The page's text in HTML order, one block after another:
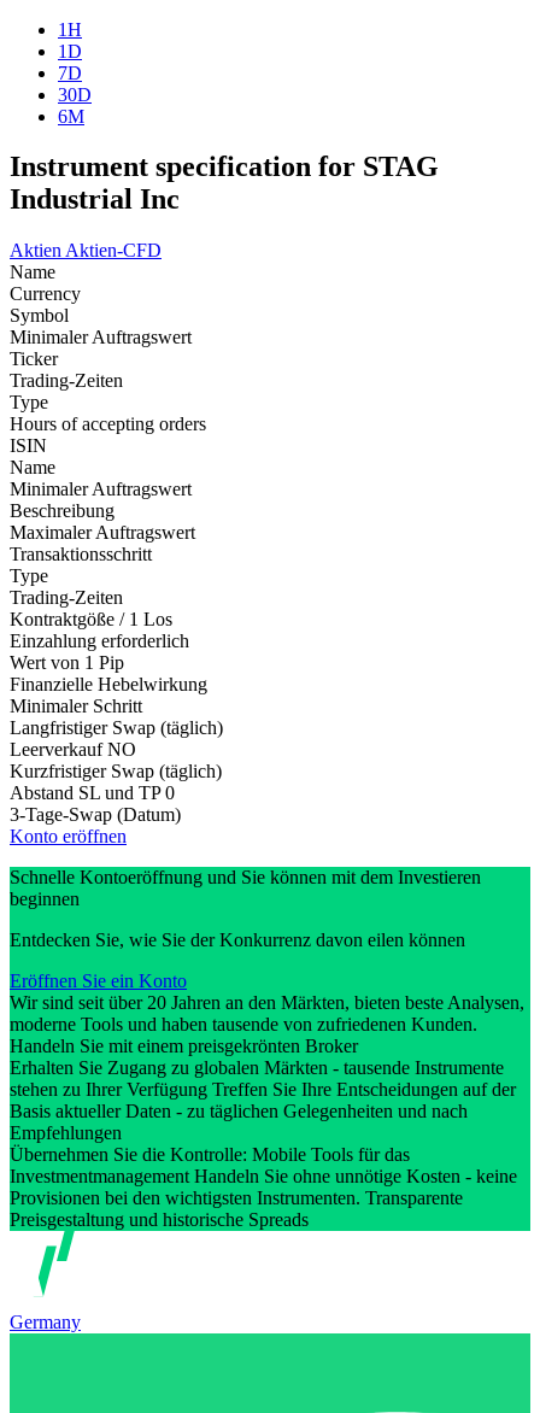
1H
1D
7D
30D
6M
Instrument specification for STAG
Industrial Inc
Aktien Aktien-CFD
Name
Currency
Symbol
Minimaler Auftragswert
Ticker
Trading-Zeiten
Type
Hours of accepting orders
ISIN
Name
Minimaler Auftragswert
Beschreibung
Maximaler Auftragswert
Transaktionsschritt
Type
Trading-Zeiten
Kontraktgöße / 1 Los
Einzahlung erforderlich
Wert von 1 Pip
Finanzielle Hebelwirkung
Minimaler Schritt
Langfristiger Swap (täglich)
Leerverkauf NO
Kurzfristiger Swap (täglich)
Abstand SL und TP 0
3-Tage-Swap (Datum)
Konto eröffnen
Schnelle Kontoeröffnung und Sie können mit dem Investieren
beginnen
Entdecken Sie, wie Sie der Konkurrenz davon eilen können
Eröffnen Sie ein Konto
Wir sind seit über 20 Jahren an den Märkten, bieten beste Analysen,
moderne Tools und haben tausende von zufriedenen Kunden.
Handeln Sie mit einem preisgekrönten Broker
Erhalten Sie Zugang zu globalen Märkten - tausende Instrumente
stehen zu Ihrer Verfügung Treffen Sie Ihre Entscheidungen auf der
Basis aktueller Daten - zu täglichen Gelegenheiten und nach
Empfehlungen
Übernehmen Sie die Kontrolle: Mobile Tools für das
Investmentmanagement Handeln Sie ohne unnötige Kosten - keine
Provisionen bei den wichtigsten Instrumenten. Transparente
Preisgestaltung und historische Spreads
Germany